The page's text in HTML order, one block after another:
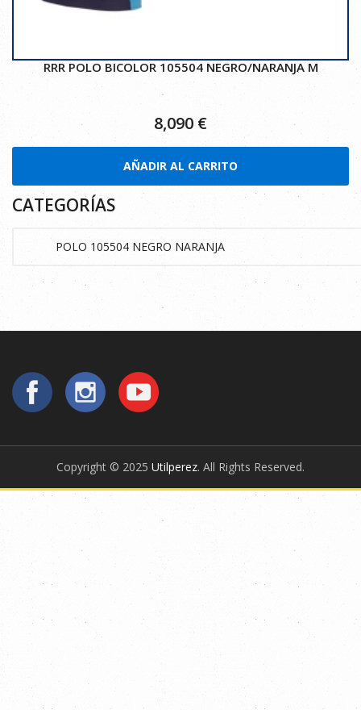
RRR POLO BICOLOR 105504 NEGRO/NARANJA M
8,090 €
AÑADIR AL CARRITO
CATEGORÍAS
Copyright © 2025 Utilperez. All Rights Reserved.